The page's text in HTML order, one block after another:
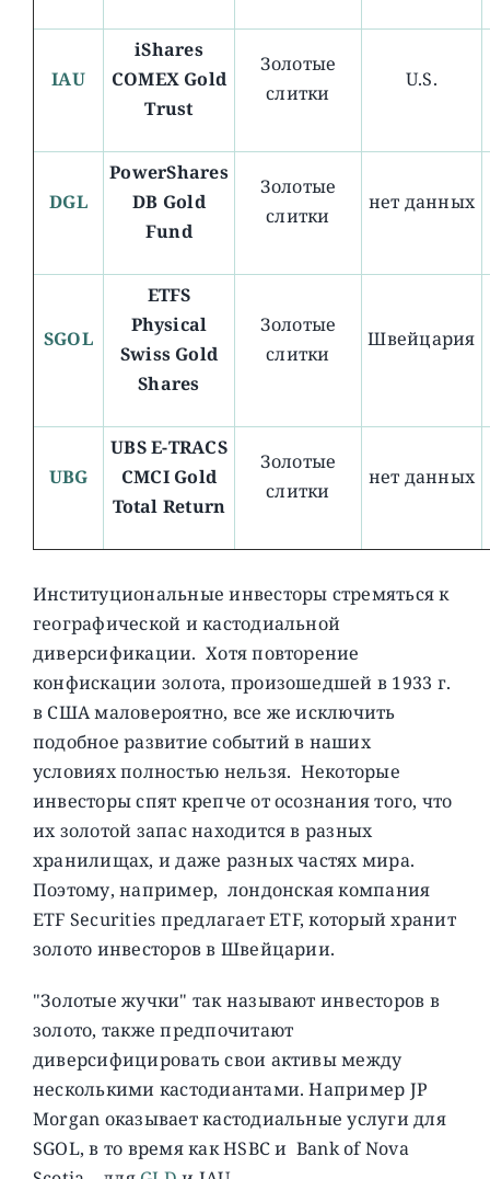
IAU
iShares
COMEX Gold
Trust
Золотые
слитки
U.S.
DGL
PowerShares
DB Gold
Fund
Золотые
слитки
нет данных
SGOL
ETFS
Physical
Swiss Gold
Shares
Золотые
слитки
Швейцария
UBG
UBS E-TRACS
CMCI Gold
Total Return
Золотые
слитки
нет данных
Институциональные инвесторы стремяться к
географической и кастодиальной
диверсификации. Хотя повторение
конфискации золота, произошедшей в 1933 г.
в США маловероятно, все же исключить
подобное развитие событий в наших
условиях полностью нельзя. Некоторые
инвесторы спят крепче от осознания того, что
их золотой запас находится в разных
хранилищах, и даже разных частях мира.
Поэтому, например, лондонская компания
ETF Securities предлагает ETF, который хранит
золото инвесторов в Швейцарии.
"Золотые жучки" так называют инвесторов в
золото, также предпочитают
диверсифицировать свои активы между
несколькими кастодиантами. Например JP
Morgan оказывает кастодиальные услуги для
SGOL, в то время как HSBC и Bank of Nova